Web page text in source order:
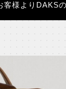
客様よりDAKS